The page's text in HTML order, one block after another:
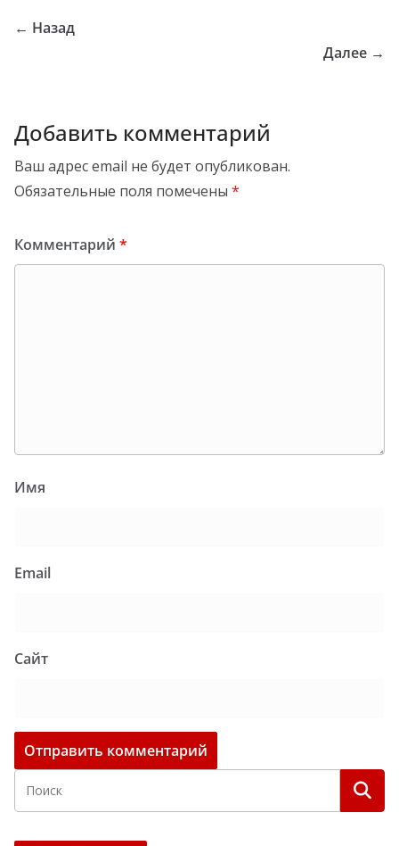
← Назад
Далее →
Добавить комментарий
Ваш адрес email не будет опубликован.
Обязательные поля помечены *
Комментарий *
Имя
Email
Сайт